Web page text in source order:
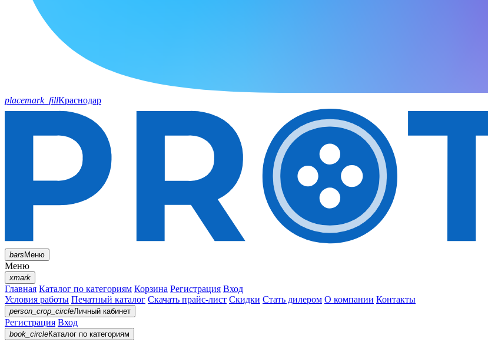
placemark_fillКраснодар
barsМеню
Меню
xmark
Главная Каталог по категориям Корзина Регистрация Вход
Условия работы Печатный каталог Скачать прайс-лист Скидки Стать дилером О компании Контакты
person_crop_circleЛичный кабинет
Регистрация Вход
book_circleКаталог по категориям